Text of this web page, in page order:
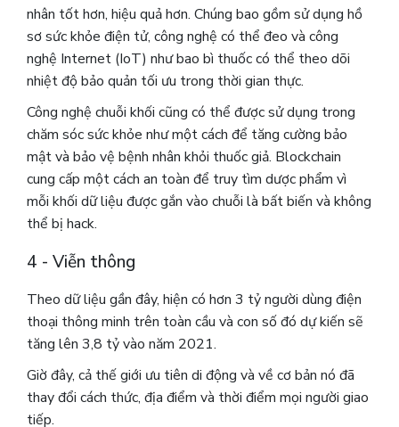
nhân tốt hơn, hiệu quả hơn. Chúng bao gồm sử dụng hồ
sơ sức khỏe điện tử, công nghệ có thể đeo và công
nghệ Internet (IoT) như bao bì thuốc có thể theo dõi
nhiệt độ bảo quản tối ưu trong thời gian thực.
Công nghệ chuỗi khối cũng có thể được sử dụng trong
chăm sóc sức khỏe như một cách để tăng cường bảo
mật và bảo vệ bệnh nhân khỏi thuốc giả. Blockchain
cung cấp một cách an toàn để truy tìm dược phẩm vì
mỗi khối dữ liệu được gắn vào chuỗi là bất biến và không
thể bị hack.
4 - Viễn thông
Theo dữ liệu gần đây, hiện có hơn3 tỷngười dùngđiện
thoại thông minh trên toàn cầu và con số đó dự kiến ​​sẽ
tăng lên 3,8 tỷ vào năm 2021.
Giờ đây, cả thế giới ưu tiên di động và về cơ bản nó đã
thay đổi cách thức, địa điểm và thời điểm mọi người giao
tiếp.